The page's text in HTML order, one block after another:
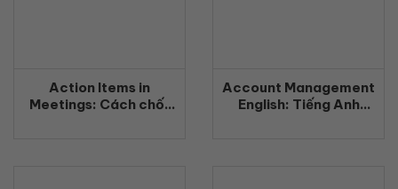
Action Items in
Meetings: Cách chốt
Account Management
English: Tiếng Anh